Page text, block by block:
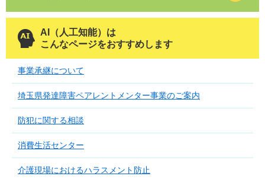
AI（人工知能）は
こんなページをおすすめします
事業承継について
埼玉県発達障害ペアレントメンター事業のご案内
防犯に関する相談
消費生活センター
介護現場におけるハラスメント防止